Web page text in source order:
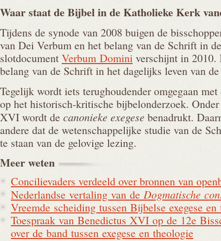
Waar staat de Bijbel in de Katholieke Kerk
Tijdens de synode van 2008 buigen de
van Dei Verbum en het belang van de Schrift in
slotdocument Verbum Domini verschijnt in 2010.
belang van de Schrift in het dagelijks leven van
Tegelijk wordt iets terughoudender omgegaan
op het historisch-kritische bijbelonderzoek.
XVI wordt de canonieke exegese benadrukt.
andere dat de wetenschappelijke studie van de
te staan van de gelovige lezing.
Meerweten
Concilievaders verdeeld over bronnen van
Nederlandse vertaling van de Dogmatische
Vreemde scheiding tussen Bijbelse exegese
Toespraak van Benedictus XVI op de 12e
over de band tussen exegese en theologie